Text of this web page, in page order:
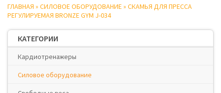
ГЛАВНАЯ » СИЛОВОЕ ОБОРУДОВАНИЕ» СКАМЬЯ ДЛЯ ПРЕССА
РЕГУЛИРУЕМАЯ BRONZE GYM J-034
КАТЕГОРИИ
Кардиотренажеры
Силовое оборудование